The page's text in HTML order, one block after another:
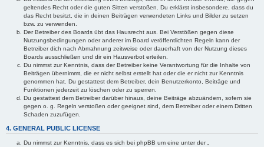
geltendes Recht oder die guten Sitten verstoßen. Du erklärst insbesondere, dass du
das Recht besitzt, die in deinen Beiträgen verwendeten Links und Bilder zu setzen
bzw. zu verwenden.
Der Betreiber des Boards übt das Hausrecht aus. Bei Verstößen gegen diese
Nutzungsbedingungen oder anderer im Board veröffentlichten Regeln kann der
Betreiber dich nach Abmahnung zeitweise oder dauerhaft von der Nutzung dieses
Boards ausschließen und dir ein Hausverbot erteilen.
Du nimmst zur Kenntnis, dass der Betreiber keine Verantwortung für die Inhalte von
Beiträgen übernimmt, die er nicht selbst erstellt hat oder die er nicht zur Kenntnis
genommen hat. Du gestattest dem Betreiber, dein Benutzerkonto, Beiträge und
Funktionen jederzeit zu löschen oder zu sperren.
Du gestattest dem Betreiber darüber hinaus, deine Beiträge abzuändern, sofern sie
gegen o. g. Regeln verstoßen oder geeignet sind, dem Betreiber oder einem Dritten
Schaden zuzufügen.
4. GENERAL PUBLIC LICENSE
Du nimmst zur Kenntnis, dass es sich bei phpBB um eine unter der „